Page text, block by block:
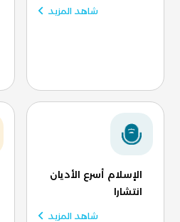
شاهد المزيد
الإسلام أسرع الأديان
انتشارا
شاهد المزيد